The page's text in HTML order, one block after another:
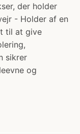
der holder
- Holder af en
til at give
sikrer
og